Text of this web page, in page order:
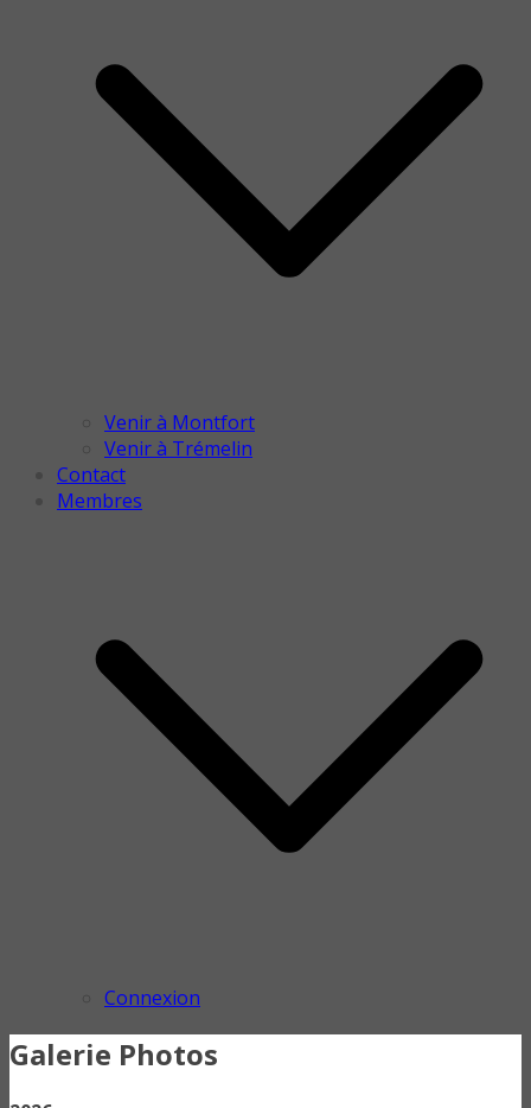
Venir à Montfort
Venir à Trémelin
Contact
Membres
Connexion
Galerie Photos